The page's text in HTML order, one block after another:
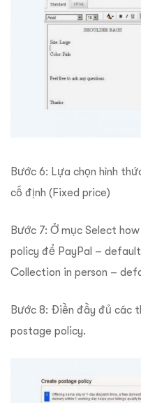
Bước 6: Lựa chọn hình
cố định (Fixed price)
Bước 7: Ở mục Select
policy để PayPal –
Collection in person –
Bước 8: Điền đầy đủ các
postage policy.